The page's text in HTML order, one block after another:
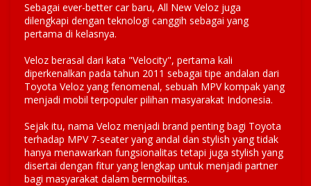
Sebagai ever-better car baru, All New Veloz juga
dilengkapi dengan teknologi canggih sebagai yang
pertama di kelasnya.
Veloz berasal dari kata "Velocity", pertama kali
diperkenalkan pada tahun 2011 sebagai tipe andalan dari
Toyota Veloz yang fenomenal, sebuah MPV kompak yang
menjadi mobil terpopuler pilihan masyarakat Indonesia.
Sejak itu, nama Veloz menjadi brand penting bagi Toyota
terhadap MPV 7-seater yang andal dan stylish yang tidak
hanya menawarkan fungsionalitas tetapi juga stylish yang
disertai dengan fitur yang lengkap untuk menjadi partner
bagi masyarakat dalam bermobilitas.